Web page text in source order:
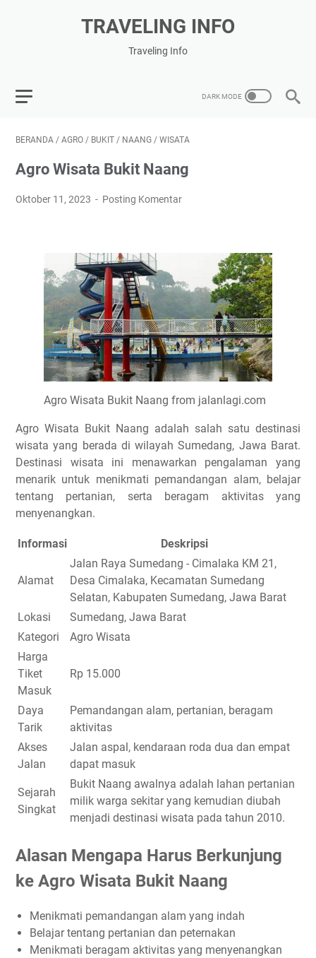
TRAVELING INFO
Traveling Info
BERANDA / AGRO / BUKIT / NAANG / WISATA
Agro Wisata Bukit Naang
Oktober 11, 2023 Posting Komentar
Agro Wisata Bukit Naang from jalanlagi.com
Agro Wisata Bukit Naang adalah salah satu destinasi
wisata yang berada di wilayah Sumedang, Jawa Barat.
Destinasi wisata ini menawarkan pengalaman yang
menarik untuk menikmati pemandangan alam, belajar
tentang pertanian, serta beragam aktivitas yang
menyenangkan.
Informasi Deskripsi
Alamat
Jalan Raya Sumedang - Cimalaka KM 21,
Desa Cimalaka, Kecamatan Sumedang
Selatan, Kabupaten Sumedang, Jawa Barat
Lokasi
Sumedang, Jawa Barat
Kategori
Agro Wisata
Harga
Tiket
Masuk
Rp 15.000
Daya
Tarik
Pemandangan alam, pertanian, beragam
aktivitas
Akses
Jalan
Jalan aspal, kendaraan roda dua dan empat
dapat masuk
Sejarah
Singkat
Bukit Naang awalnya adalah lahan pertanian
milik warga sekitar yang kemudian diubah
menjadi destinasi wisata pada tahun 2010.
Alasan Mengapa Harus Berkunjung
ke Agro Wisata Bukit Naang
Menikmati pemandangan alam yang indah
Belajar tentang pertanian dan peternakan
Menikmati beragam aktivitas yang menyenangkan